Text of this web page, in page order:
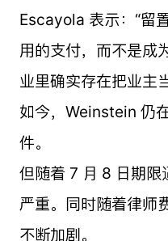
Escayola 表示：“留
用的支付，而不是成
业里确实存在把业主
如今，Weinstein 仍
件。
但随着 7 月 8 日期限
严重。同时随着律师
不断加剧。